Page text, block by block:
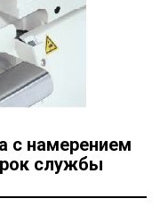
с намерением
службы